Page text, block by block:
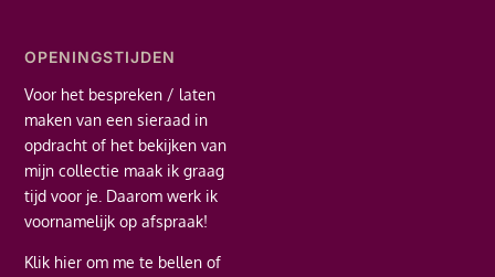
OPENINGSTIJDEN
Voor het bespreken / laten
maken van een sieraad in
opdracht of het bekijken van
mijn collectie maak ik graag
tijd voor je. Daarom werk ik
voornamelijk op afspraak!
Klik hier om me te bellen of